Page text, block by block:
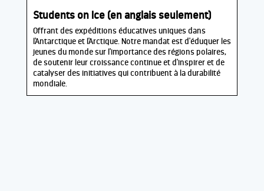
Students on Ice (en anglais seulement)
Offrant des expéditions éducatives uniques dans
l'Antarctique et l'Arctique. Notre mandat est d'éduquer les
jeunes du monde sur l'importance des régions polaires,
de soutenir leur croissance continue et d'inspirer et de
catalyser des initiatives qui contribuent à la durabilité
mondiale.